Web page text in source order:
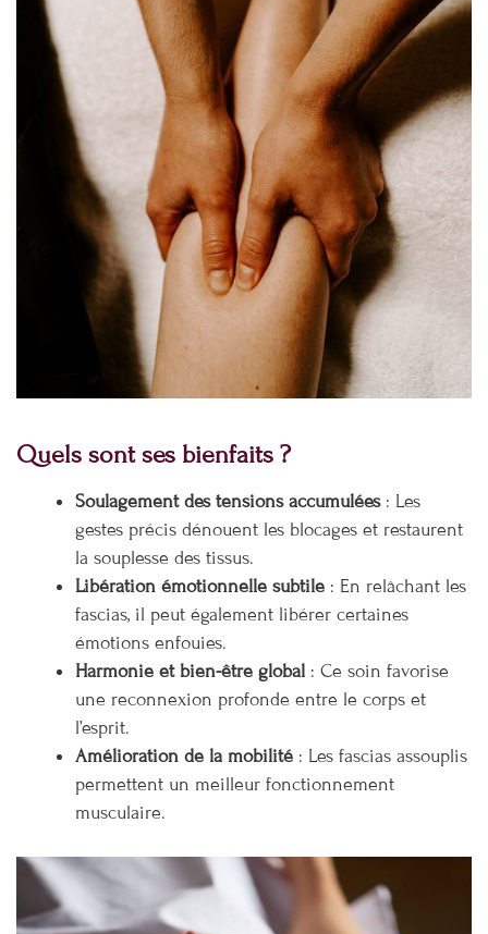
Quels sont ses bienfaits ?
Soulagement des tensions accumulées: Les
gestes précis dénouent les blocages et restaurent
la souplesse des tissus.
Libération émotionnelle subtile: En relâchant les
fascias, il peut également libérer certaines
émotions enfouies.
Harmonie et bien-être global: Ce soin favorise
une reconnexion profonde entre le corps et
l’esprit.
Amélioration de la mobilité: Les fascias assouplis
permettent un meilleur fonctionnement
musculaire.